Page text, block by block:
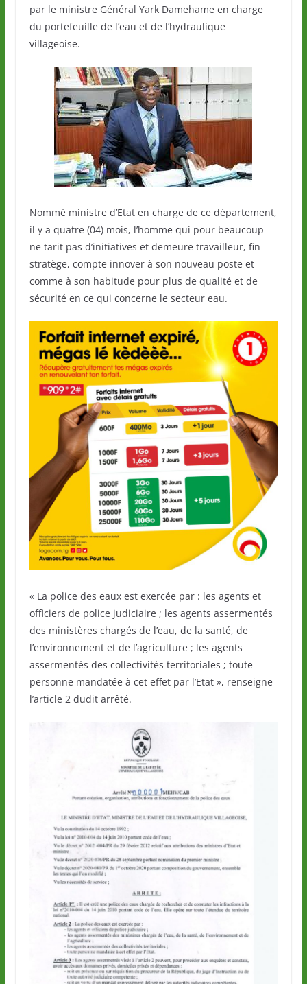
par le ministre Général Yark Damehame en charge
du portefeuille de l’eau et de l’hydraulique
villageoise.
Nommé ministre d’Etat en charge de ce département,
il y a quatre (04) mois, l’homme qui pour beaucoup
ne tarit pas d’initiatives et demeure travailleur, fin
stratège, compte innover à son nouveau poste et
comme à son habitude pour plus de qualité et de
sécurité en ce qui concerne le secteur eau.
« La police des eaux est exercée par : les agents et
officiers de police judiciaire ; les agents assermentés
des ministères chargés de l’eau, de la santé, de
l’environnement et de l’agriculture ; les agents
assermentés des collectivités territoriales ; toute
personne mandatée à cet effet par l’Etat », renseigne
l’article 2 dudit arrêté.